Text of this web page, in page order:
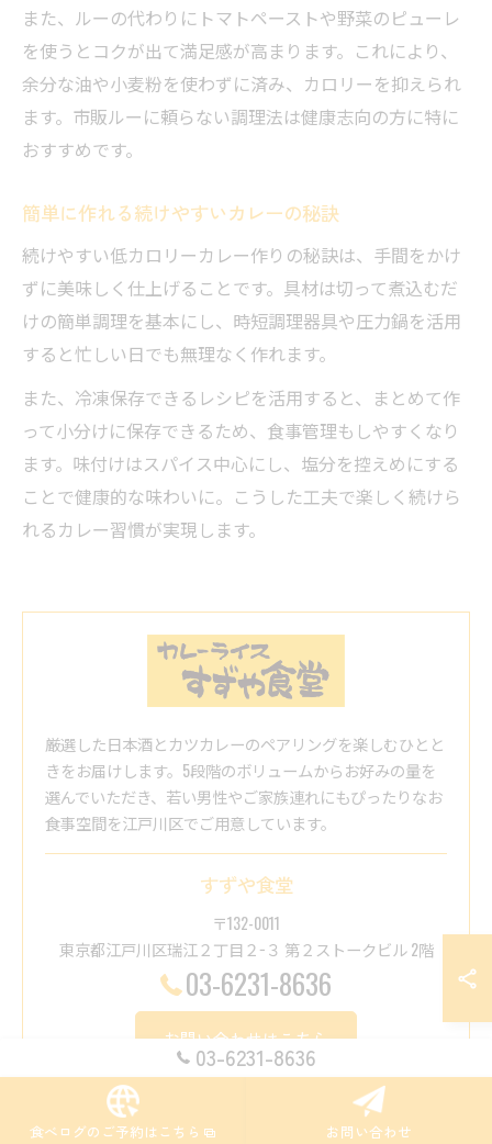
また、ルーの代わりにトマトペーストや野菜のピューレ
を使うとコクが出て満足感が高まります。これにより、
余分な油や小麦粉を使わずに済み、カロリーを抑えられ
ます。市販ルーに頼らない調理法は健康志向の方に特に
おすすめです。
簡単に作れる続けやすいカレーの秘訣
続けやすい低カロリーカレー作りの秘訣は、手間をかけ
ずに美味しく仕上げることです。具材は切って煮込むだ
けの簡単調理を基本にし、時短調理器具や圧力鍋を活用
すると忙しい日でも無理なく作れます。
また、冷凍保存できるレシピを活用すると、まとめて作
って小分けに保存できるため、食事管理もしやすくなり
ます。味付けはスパイス中心にし、塩分を控えめにする
ことで健康的な味わいに。こうした工夫で楽しく続けら
れるカレー習慣が実現します。
厳選した日本酒とカツカレーのペアリングを楽しむひとと
きをお届けします。5段階のボリュームからお好みの量を
選んでいただき、若い男性やご家族連れにもぴったりなお
食事空間を江戸川区でご用意しています。
すずや食堂
〒132-0011
東京都江戸川区瑞江２丁目２−３ 第２ストークビル 2階
03-6231-8636
お問い合わせはこちら
03-6231-8636
食べログのご予約はこちら お問い合わせ